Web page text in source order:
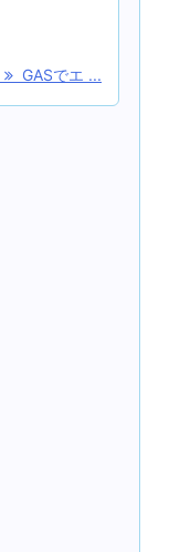
GASでエ ...